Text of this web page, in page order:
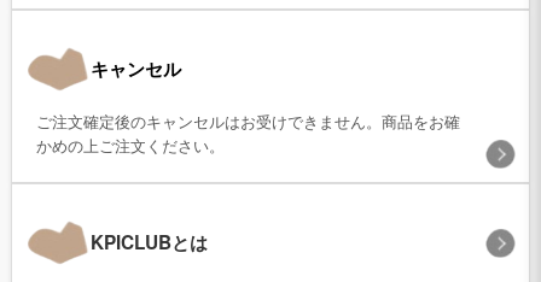
キャンセル
ご注文確定後のキャンセルはお受けできません。商品をお確
かめの上ご注文ください。
KPICLUBとは